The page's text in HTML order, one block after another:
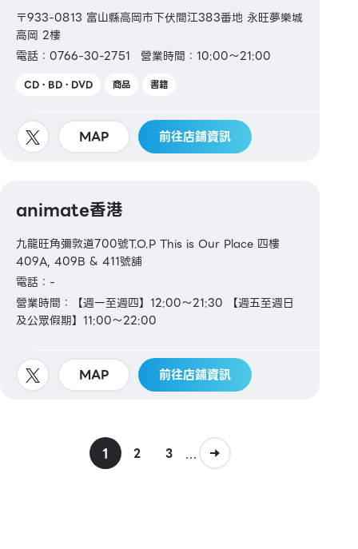
〒933-0813 富山縣高岡市下伏間江383番地 永旺夢樂城
高岡 2樓
電話：0766-30-2751
營業時間：10:00～21:00
CD・BD・DVD 商品 書籍
MAP 前往店鋪資訊
animate香港
九龍旺角彌敦道700號T.O.P This is Our Place 四樓
409A, 409B & 411號舖
電話：-
營業時間：【週一至週四】12:00～21:30 【週五至週日
及公眾假期】11:00～22:00
MAP 前往店鋪資訊
1 2 3 ...